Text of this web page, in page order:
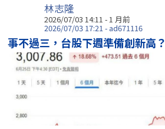
林志隆
2026/07/03 14:11 - 1 月前
2026/07/03 17:21 - ad671116
事不過三，台股下週準備創新高？